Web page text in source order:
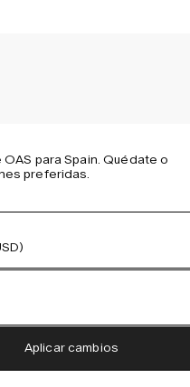
las últimas novedades sobre las
para Spain. Quédate o
preferidas.
Aplicar cambios